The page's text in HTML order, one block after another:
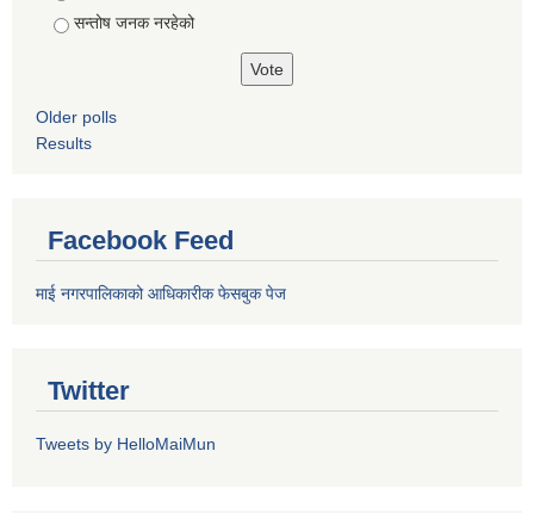
सन्तोष जनक नरहेको
Older polls
Results
Facebook Feed
माई नगरपालिकाको आधिकारीक फेसबुक पेज
Twitter
Tweets by HelloMaiMun